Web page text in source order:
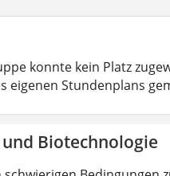
konnte kein Platz
eigenen Stundenplans
Biotechnologie